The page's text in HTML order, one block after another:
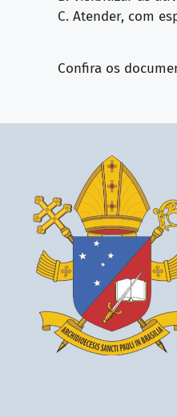
C. Atender, com
Confira os